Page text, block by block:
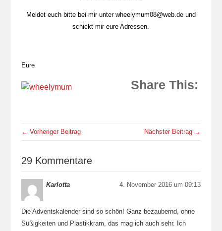
Meldet euch bitte bei mir unter wheelymum08@web.de und
schickt mir eure Adressen.
Eure
Share This:
← Vorheriger Beitrag Nächster Beitrag →
29 Kommentare
Karlotta 4. November 2016 um 09:13
Die Adventskalender sind so schön! Ganz bezaubernd, ohne
Süßigkeiten und Plastikkram, das mag ich auch sehr. Ich